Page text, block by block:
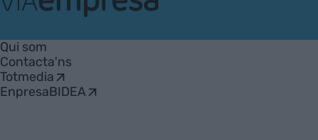
Empresa
Qui som
Contacta'ns
Totmedia
EnpresaBIDEA